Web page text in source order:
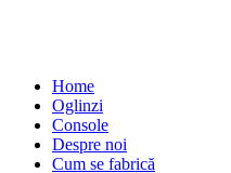
Home
Oglinzi
Console
Despre noi
Cum se fabrică